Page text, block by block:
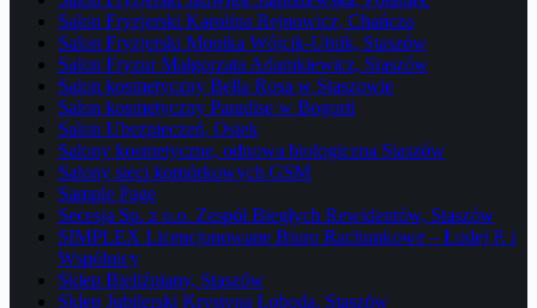
Salon Fryzjerski Karolina Rejnowicz, Chańcza
Salon Fryzjerski Monika Wójcik-Utnik, Staszów
Salon Fryzur Małgorzata Adamkiewicz, Staszów
Salon kosmetyczny Bella Rosa w Staszowie
Salon kosmetyczny Paradise w Bogorii
Salon Ubezpieczeń, Osiek
Salony kosmetyczne, odnowa biologiczna Staszów
Salony sieci komórkowych GSM
Sample Page
Secesja Sp. z o.o. Zespół Biegłych Rewidentów, Staszów
SIMPLEX Licencjonowane Biuro Rachunkowe – Łodej P. i
Wspólnicy
Sklep Bieliźniany, Staszów
Sklep Jubilerski Krystyna Łoboda, Staszów